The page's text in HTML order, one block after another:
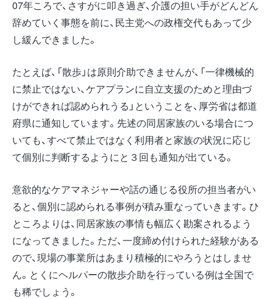
07年ころで、さすがに叩き過ぎ、介護の担い手がどんどん
辞めていく事態を前に、民主党への政権交代もあって少
し緩んできました。
たとえば、「散歩」は原則介助できませんが、「一律機械的
に禁止ではない、ケアプランに自立支援のためと理由づ
けができれば認められうる」ということを、厚労省は都道
府県に通知しています。先述の同居家族のいる場合につ
いても、すべて禁止ではなく利用者と家族の状況に応じ
て個別に判断するようにと３回も通知が出ている。
意欲的なケアマネジャーや話の通じる役所の担当者がい
ると、個別に認められる事例が積み重なっていきます。ひ
ところよりは、同居家族の事情も幅広く勘案されるよう
になってきました。ただ、一度締め付けられた経験がある
ので、現場の事業所はあまり積極的にやろうとはしませ
ん。とくにヘルパーの散歩介助を行っている例は全国で
も稀でしょう。